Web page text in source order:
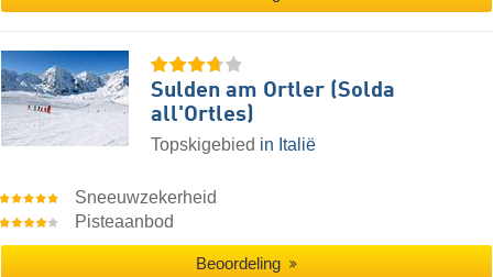
Sulden am Ortler (Solda
all'Ortles)
Topskigebied in Italië
Sneeuwzekerheid
Pisteaanbod
Beoordeling